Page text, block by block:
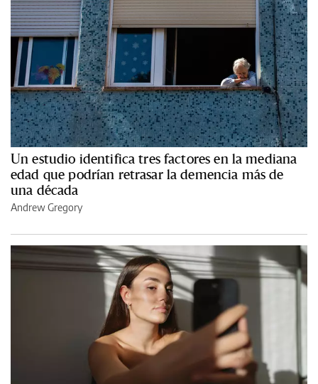
Un estudio identifica tres factores en la mediana
edad que podrían retrasar la demencia más de
una década
Andrew Gregory